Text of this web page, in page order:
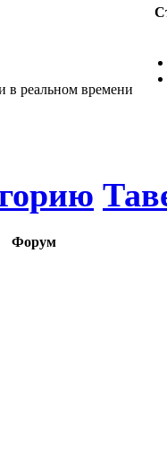
в реальном времени
Форум